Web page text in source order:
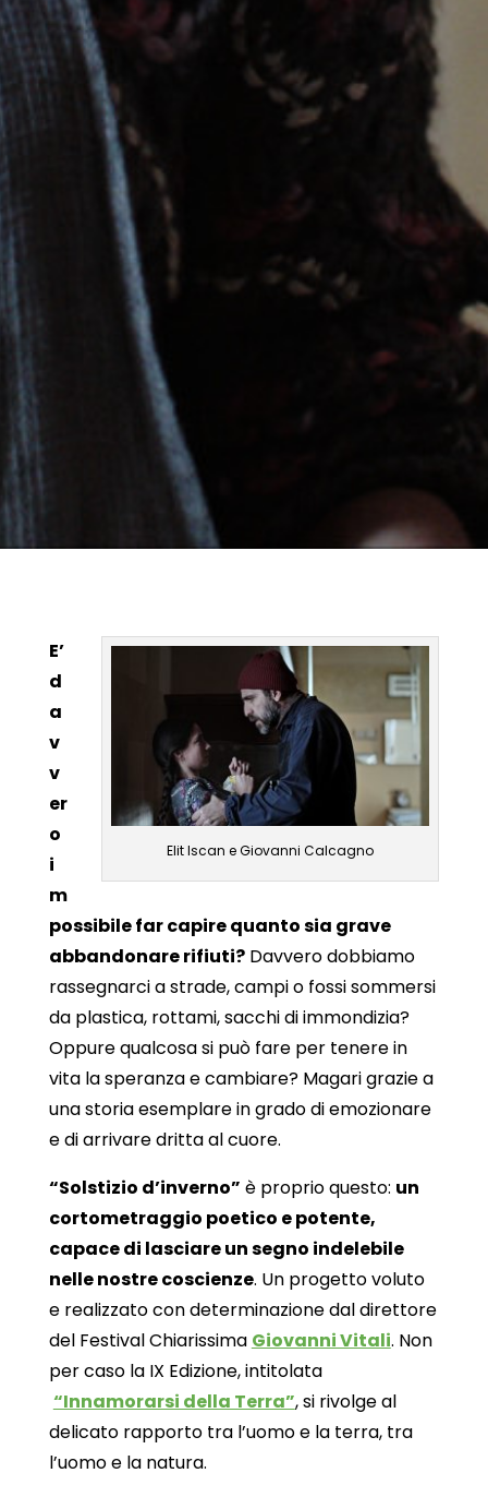
Elit Iscan e Giovanni Calcagno
E’
d
a
v
v
er
o
i
m
possibile far capire quanto sia grave
abbandonare rifiuti?Davvero dobbiamo
rassegnarci a strade, campi o fossi sommersi
da plastica, rottami, sacchi di immondizia?
Oppure qualcosa si può fare per tenere in
vita la speranza e cambiare? Magari grazie a
una storia esemplare in grado di emozionare
e di arrivare dritta al cuore.
“Solstizio d’inverno” è proprio questo: un
cortometraggio poetico e potente,
capace di lasciare un segno indelebile
nelle nostre coscienze. Un progetto voluto
e realizzato con determinazione dal direttore
del Festival Chiarissima Giovanni Vitali. Non
per caso la IX Edizione, intitolata
“Innamorarsi della Terra”, si rivolge al
delicato rapporto tra l’uomo e la terra, tra
l’uomo e la natura.